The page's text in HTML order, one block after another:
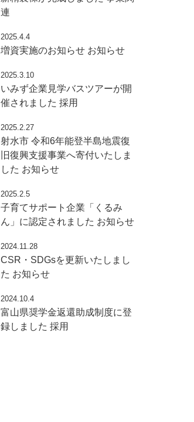
連
2025.4.4
増資実施のお知らせ お知らせ
2025.3.10
いみず企業見学バスツアーが開
催されました 採用
2025.2.27
射水市 令和6年能登半島地震復
旧復興支援事業へ寄付いたしま
した お知らせ
2025.2.5
子育てサポート企業「くるみ
ん」に認定されました お知らせ
2024.11.28
CSR・SDGsを更新いたしまし
た お知らせ
2024.10.4
富山県奨学金返還助成制度に登
録しました 採用